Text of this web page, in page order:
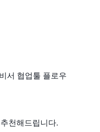
서 협업툴 플로우
천해드립니다.